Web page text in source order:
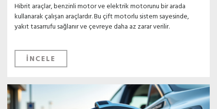
Hibrit araçlar, benzinli motor ve elektrik motorunu bir arada
kullanarak çalışan araçlardır. Bu çift motorlu sistem sayesinde,
yakıt tasarrufu sağlanır ve çevreye daha az zarar verilir.
İNCELE